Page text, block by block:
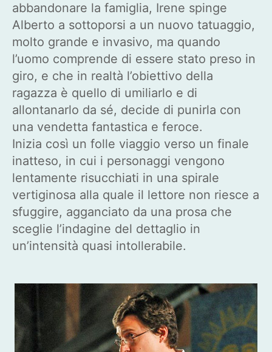
abbandonare la famiglia, Irene spinge
Alberto a sottoporsi a un nuovo tatuaggio,
molto grande e invasivo, ma quando
l’uomo comprende di essere stato preso in
giro, e che in realtà l’obiettivo della
ragazza è quello di umiliarlo e di
allontanarlo da sé, decide di punirla con
una vendetta fantastica e feroce.
Inizia così un folle viaggio verso un finale
inatteso, in cui i personaggi vengono
lentamente risucchiati in una spirale
vertiginosa alla quale il lettore non riesce a
sfuggire, agganciato da una prosa che
sceglie l’indagine del dettaglio in
un’intensità quasi intollerabile.